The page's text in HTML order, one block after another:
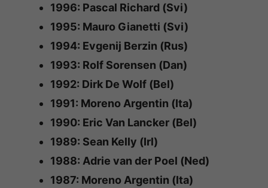
1996: Pascal Richard (Svi)
1995: Mauro Gianetti (Svi)
1994: Evgenij Berzin (Rus)
1993: Rolf Sorensen (Dan)
1992: Dirk De Wolf (Bel)
1991: Moreno Argentin (Ita)
1990: Eric Van Lancker (Bel)
1989: Sean Kelly (Irl)
1988: Adrie van der Poel (Ned)
1987: Moreno Argentin (Ita)